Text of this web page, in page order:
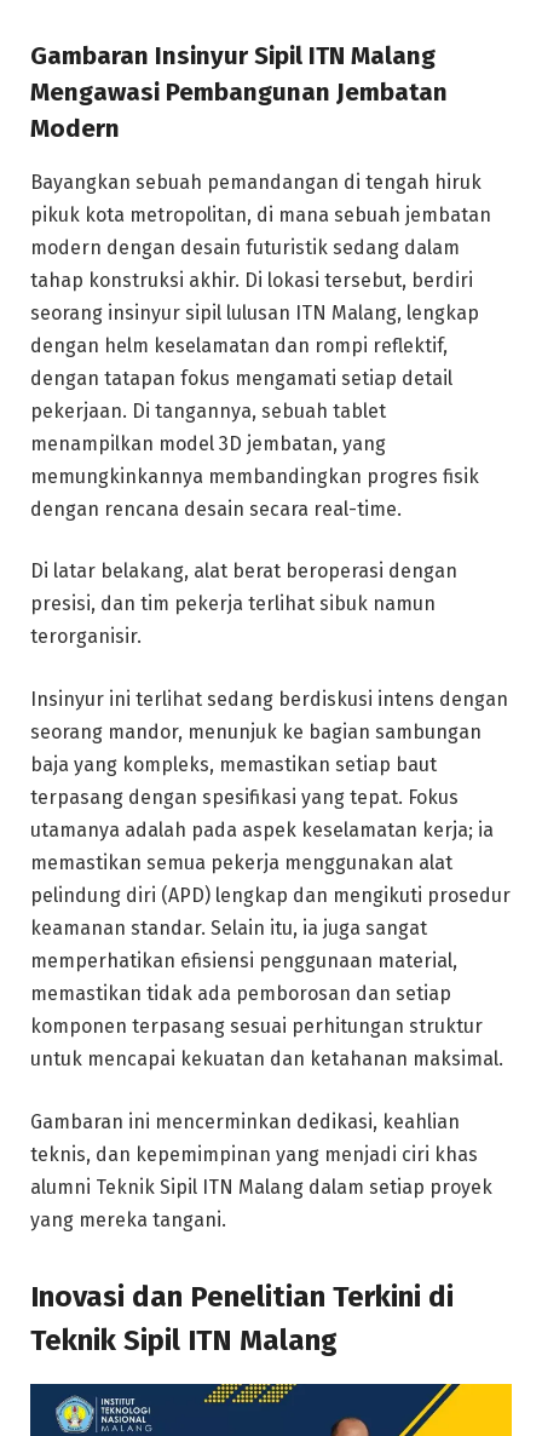
Gambaran Insinyur Sipil ITN Malang
Mengawasi Pembangunan Jembatan
Modern
Bayangkan sebuah pemandangan di tengah hiruk
pikuk kota metropolitan, di mana sebuah jembatan
modern dengan desain futuristik sedang dalam
tahap konstruksi akhir. Di lokasi tersebut, berdiri
seorang insinyur sipil lulusan ITN Malang, lengkap
dengan helm keselamatan dan rompi reflektif,
dengan tatapan fokus mengamati setiap detail
pekerjaan. Di tangannya, sebuah tablet
menampilkan model 3D jembatan, yang
memungkinkannya membandingkan progres fisik
dengan rencana desain secara real-time.
Di latar belakang, alat berat beroperasi dengan
presisi, dan tim pekerja terlihat sibuk namun
terorganisir.
Insinyur ini terlihat sedang berdiskusi intens dengan
seorang mandor, menunjuk ke bagian sambungan
baja yang kompleks, memastikan setiap baut
terpasang dengan spesifikasi yang tepat. Fokus
utamanya adalah pada aspek keselamatan kerja; ia
memastikan semua pekerja menggunakan alat
pelindung diri (APD) lengkap dan mengikuti prosedur
keamanan standar. Selain itu, ia juga sangat
memperhatikan efisiensi penggunaan material,
memastikan tidak ada pemborosan dan setiap
komponen terpasang sesuai perhitungan struktur
untuk mencapai kekuatan dan ketahanan maksimal.
Gambaran ini mencerminkan dedikasi, keahlian
teknis, dan kepemimpinan yang menjadi ciri khas
alumni Teknik Sipil ITN Malang dalam setiap proyek
yang mereka tangani.
Inovasi dan Penelitian Terkini di
Teknik Sipil ITN Malang